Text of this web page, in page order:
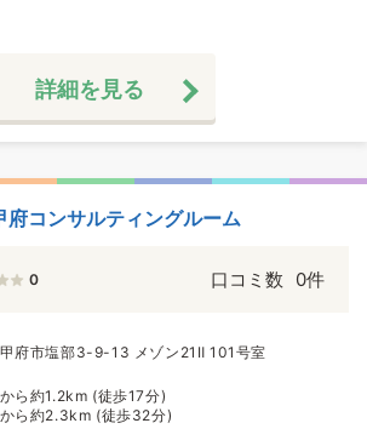
詳細を見る
府コンサルティングルーム
0 口コミ数 0件
府市塩部3-9-13 メゾン21Ⅱ 101号室
ら約1.2km (徒歩17分)
ら約2.3km (徒歩32分)